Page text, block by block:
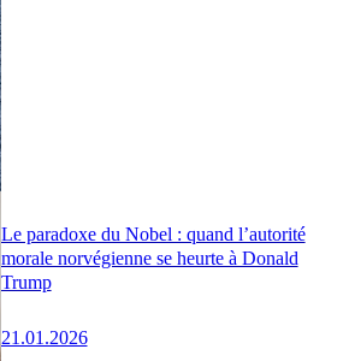
Le paradoxe du Nobel : quand l’autorité
morale norvégienne se heurte à Donald
Trump
21.01.2026